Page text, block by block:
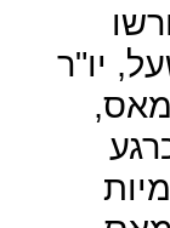
יו"ר